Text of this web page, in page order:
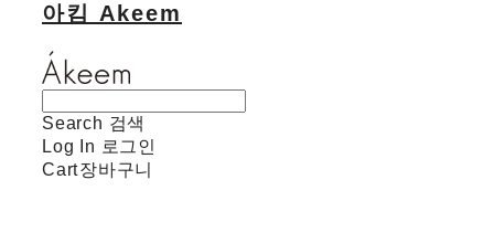
아킴 Akeem
Search 검색
Log In 로그인
Cart장바구니